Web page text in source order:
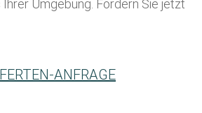
Umgebung. Fordern Sie jetzt
ANFRAGE